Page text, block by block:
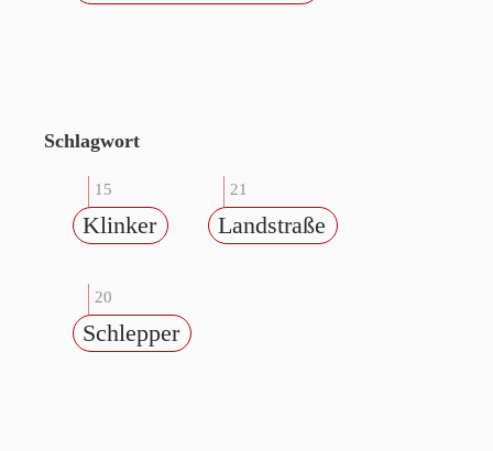
Schlagwort
15
Klinker
21
Landstraße
20
Schlepper